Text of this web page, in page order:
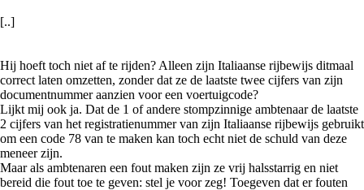
[..]
Hij hoeft toch niet af te rijden? Alleen zijn Italiaanse rijbewijs ditmaal
correct laten omzetten, zonder dat ze de laatste twee cijfers van zijn
documentnummer aanzien voor een voertuigcode?
Lijkt mij ook ja. Dat de 1 of andere stompzinnige ambtenaar de laatste
2 cijfers van het registratienummer van zijn Italiaanse rijbewijs gebruikt
om een code 78 van te maken kan toch echt niet de schuld van deze
meneer zijn.
Maar als ambtenaren een fout maken zijn ze vrij halsstarrig en niet
bereid die fout toe te geven: stel je voor zeg! Toegeven dat er fouten